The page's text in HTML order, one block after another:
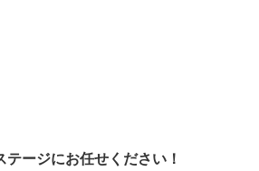
ージにお任せください！